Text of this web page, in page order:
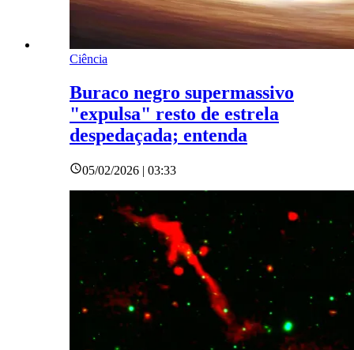
Ciência
Buraco negro supermassivo
"expulsa" resto de estrela
despedaçada; entenda
05/02/2026 | 03:33